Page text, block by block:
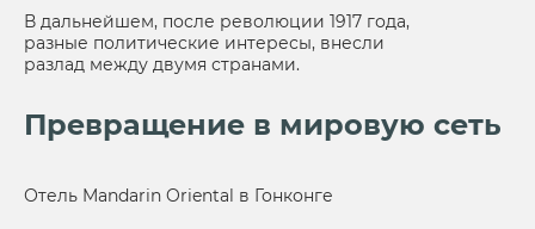
В дальнейшем, после революции 1917 года,
разные политические интересы, внесли
разлад между двумя странами.
Превращение в мировую сеть
Отель Mandarin Oriental в Гонконге